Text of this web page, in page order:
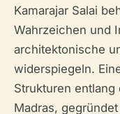
Kamarajar Salai
Wahrzeichen und
architektonische
widerspiegeln.
Strukturen entlang
Madras,